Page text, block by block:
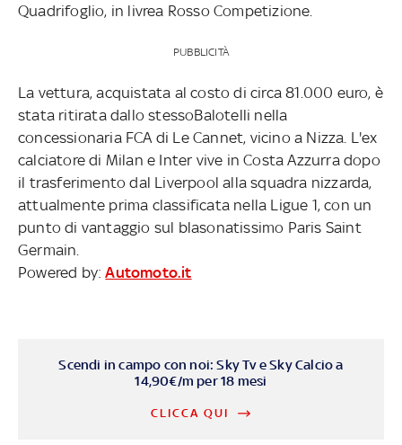
Quadrifoglio, in livrea Rosso Competizione.
PUBBLICITÀ
La vettura, acquistata al costo di circa 81.000 euro, è
stata ritirata dallo stessoBalotelli nella
concessionaria FCA di Le Cannet, vicino a Nizza. L'ex
calciatore di Milan e Inter vive in Costa Azzurra dopo
il trasferimento dal Liverpool alla squadra nizzarda,
attualmente prima classificata nella Ligue 1, con un
punto di vantaggio sul blasonatissimo Paris Saint
Germain.
Powered by:Automoto.it
Scendi in campo con noi: Sky Tv e Sky Calcio a
14,90€/m per 18 mesi
CLICCA QUI